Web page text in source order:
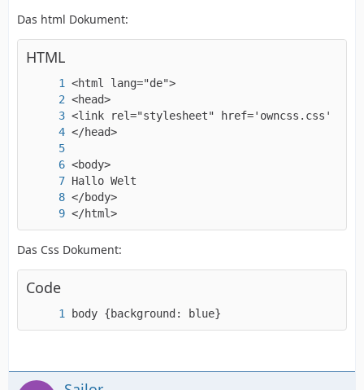
Das html Dokument:
HTML
</html>
Das Css Dokument:
Code
body {background: blue}